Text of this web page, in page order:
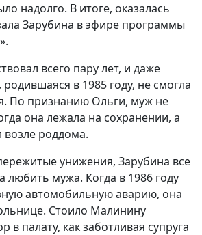
надолго. В итоге, оказалась
Зарубина в эфире программы
всего пару лет, и даже
в 1985 году, не смогла
По признанию Ольги, муж не
она лежала на сохранении, а
возле роддома.
унижения, Зарубина все
любить мужа. Когда в 1986 году
автомобильную аварию, она
Стоило Малинину
в палату, как заботливая супруга